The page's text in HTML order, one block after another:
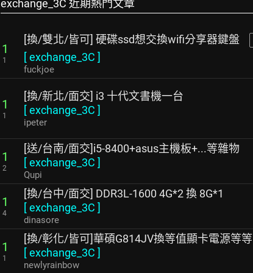
exchange_3C 近期熱門文章
1
1
[換/雙北/皆可] 硬碟ssd想交換wifi分享器鍵盤
[exchange_3C ]
fuckjoe
1
1
[換/新北/面交] i3 十代文書機一台
[exchange_3C ]
ipeter
1
2
[送/台南/面交]i5-8400+asus主機板+...等雜物
[exchange_3C ]
Qupi
1
4
[換/台中/面交] DDR3L-1600 4G*2 換 8G*1
[exchange_3C ]
dinasore
1
1
[換/彰化/皆可]華碩G814JV換等值顯卡電源等等
[exchange_3C ]
newlyrainbow